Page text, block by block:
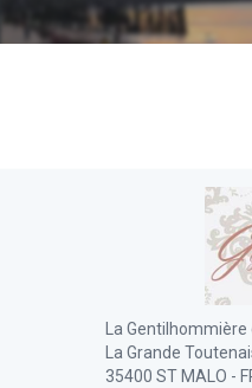
La Gentilhommière
La Grande
35400 ST MALO -